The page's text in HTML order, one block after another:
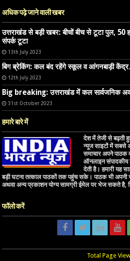
अधिक पढ़े जाने वाली खबर
उत्तराखंड से बड़ी खबर: बीचों बीच से टूटा पुल, 50
संपर्क टूटा
13th July 2023
बिग ब्रेकिंग: कल बंद रहेंगे स्कूल व आंगनबाड़ी
12th July 2023
Big breaking: उत्तराखंड में कल सार्वजनिक
31st October 2023
हमारे बारे में
देश में तेजी से बढ़ती
न्यूज साइटों में सबसे
समाचार अपने पाठक
ऑनलाइन संपादकीय
देती है। हमारी यह
बड़ी घटना तत्काल पाठकों तक पहुंच सके। पाठक भी
अथवा अन्य प्रकाशन योग्य सामग्री ईमेल पर भेज सकते है,
फॉलो करें
Total Page